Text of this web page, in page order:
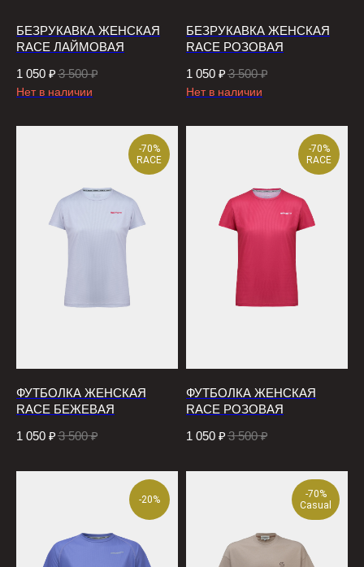
БЕЗРУКАВКА ЖЕНСКАЯ
RACE ЛАЙМОВАЯ
1 050 ₽ 3 500 ₽
Нет в наличии
БЕЗРУКАВКА ЖЕНСКАЯ
RACE РОЗОВАЯ
1 050 ₽ 3 500 ₽
Нет в наличии
-70%
RACE
ФУТБОЛКА ЖЕНСКАЯ
RACE БЕЖЕВАЯ
1 050 ₽ 3 500 ₽
-70%
RACE
ФУТБОЛКА ЖЕНСКАЯ
RACE РОЗОВАЯ
1 050 ₽ 3 500 ₽
-20%
-70%
Casual